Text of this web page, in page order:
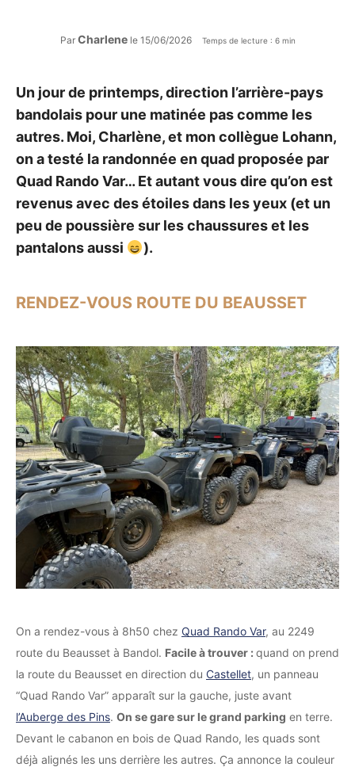
Par Charlenele 15/06/2026 Temps de lecture : 6 min
Un jour de printemps, direction l’arrière-pays
bandolais pour une matinée pas comme les
autres. Moi, Charlène, et mon collègue Lohann,
on a testé la randonnée en quad proposée par
Quad Rando Var… Et autant vous dire qu’on est
revenus avec des étoiles dans les yeux (et un
peu de poussière sur les chaussures et les
pantalons aussi
).
RENDEZ-VOUS ROUTE DU BEAUSSET
On a rendez-vous à 8h50 chez Quad Rando Var, au 2249
route du Beausset à Bandol. Facile à trouver :quand on prend
la route du Beausset en direction du Castellet, un panneau
“Quad Rando Var” apparaît sur la gauche, juste avant
l’Auberge des Pins. On se gare sur le grand parking en terre.
Devant le cabanon en bois de Quad Rando, les quads sont
déjà alignés les uns derrière les autres. Ça annonce la couleur